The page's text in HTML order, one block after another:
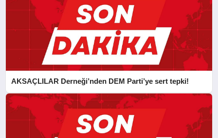
AKSAÇLILAR Derneği’nden DEM Parti’ye sert tepki!